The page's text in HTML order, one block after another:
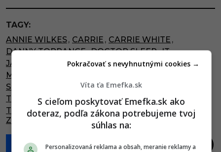
t
P
a
g
i
n
a
t
i
o
n
TAGY:
ANNIE WILKES, CARRIE , CARRIE WHITE ,
DANNY TORRANCE, DOCTOR SLEEP, IT,
JACK TORRANCE, JOHN COFFEY , MISERY,
MISERY CHASTAIN
STANLEY KUBRICK, STEPHEN KING
TEMNÁ VEŽA, THE DARK TOWER,
THE GREEN MILE, THE SHINING, TO ,
ZELENÁ MÍĽA
Víta ťa Emefka.sk
S cieľom poskytovať Emefka.sk ako
doteraz, podľa zákona potrebujeme tvoj
súhlas na:
Personalizovaná reklama a obsah, meranie reklamy a
Pokračovať s nevyhnutnými cookies →